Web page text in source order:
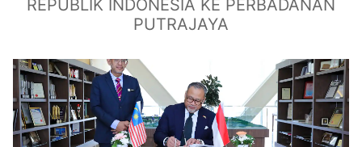
REPUBLIK INDONESIA KE PERBADANAN
PUTRAJAYA